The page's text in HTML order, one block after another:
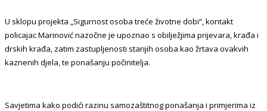
U sklopu projekta „Sigurnost osoba treće životne dobi“, kontakt
policajac Marinović nazočne je upoznao s obilježjima prijevara, krađa i
drskih krađa, zatim zastupljenosti starijih osoba kao žrtava ovakvih
kaznenih djela, te ponašanju počinitelja.
Savjetima kako podići razinu samozaštitnog ponašanja i primjerima iz